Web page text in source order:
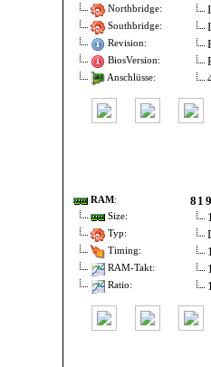
Northbridge:
Southbridge:
Revision:
BiosVersion:
Anschlüsse:
RAM:
Size:
Typ:
Timing:
RAM-Takt:
Ratio: